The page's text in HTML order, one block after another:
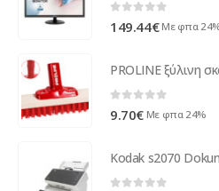
0 out of 5
149.44€ Με φπα
0 out of 5
9.70€ Με φπα 24%
Kodak s2070